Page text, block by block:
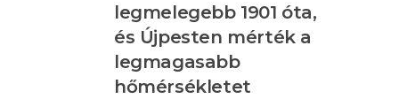
legmelegebb 1901 óta,
és Újpesten mérték a
legmagasabb
hőmérsékletet